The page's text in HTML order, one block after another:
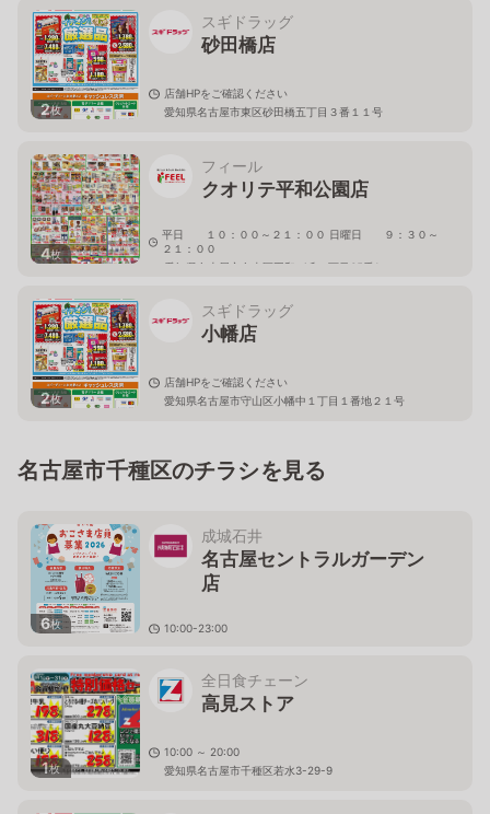
2枚
スギドラッグ
砂田橋店
店舗HPをご確認ください
愛知県名古屋市東区砂田橋五丁目３番１１号
4枚
フィール
クオリテ平和公園店
平日 １０：００～２１：００ 日曜日 ９：３０～
２１：００
愛知県名古屋市名東区平和が丘一丁目65番1
2枚
スギドラッグ
小幡店
店舗HPをご確認ください
愛知県名古屋市守山区小幡中１丁目１番地２１号
名古屋市千種区のチラシを見る
6枚
成城石井
名古屋セントラルガーデン
店
10:00-23:00
1枚
全日食チェーン
高見ストア
10:00 ～ 20:00
愛知県名古屋市千種区若水3-29-9